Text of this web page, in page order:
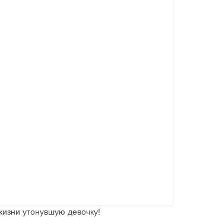
утонувшую девочку!